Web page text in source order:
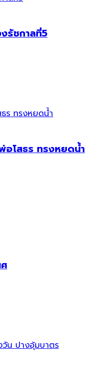
รัชกาลที่5
โสธร ทรงหยดน้ำ